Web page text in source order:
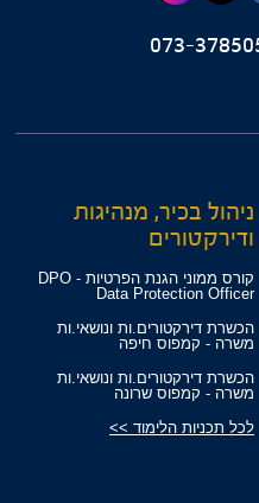
ניהול בכיר, מנהיגות
ודירקטורים
קורס ממוני הגנת הפרטיות - DPO
Data Protection Officer
הכשרת דירקטורים.ות ונושאי.ות
משרה - קמפוס חיפה
הכשרת דירקטורים.ות ונושאי.ות
משרה - קמפוס שרונה
לכל תכניות הלימוד >>